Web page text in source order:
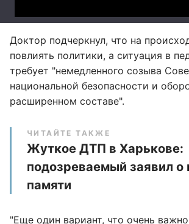
Доктор подчеркнул, что на
повлиять политики, а ситуация в
требует "немедленного созыва
национальной безопасности и
расширенном составе".
ЧИТАЙТЕ ТАКЖЕ
Жуткое ДТП в Харькове:
подозреваемый заявил о
памяти
"Еще один вариант, что очень